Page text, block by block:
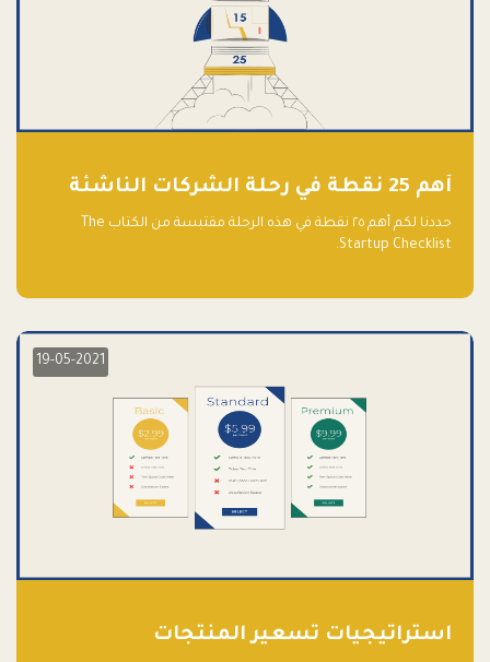
أهم 25 نقطة في رحلة الشركات الناشئة
حددنا لكم أهم ٢٥ نقطة في هذه الرحلة مقتبسة من الكتاب The
Startup Checklist.
19-05-2021
استراتيجيات تسعير المنتجات